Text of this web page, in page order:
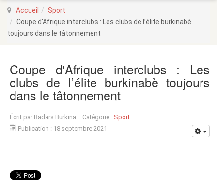
Accueil
Sport
Coupe d'Afrique interclubs : Les clubs de l’élite burkinabè
toujours dans le tâtonnement
Coupe d'Afrique interclubs : Les
clubs de l’élite burkinabè toujours
dans le tâtonnement
Écrit par Radars Burkina Catégorie : Sport
Publication : 18 septembre 2021